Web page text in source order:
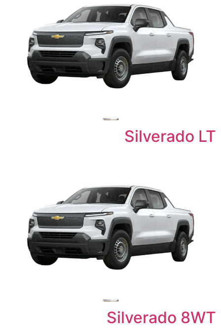
Silverado LT
Silverado 8WT